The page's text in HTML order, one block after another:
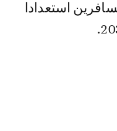
استعدادا